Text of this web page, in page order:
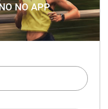
NO APP
garanta